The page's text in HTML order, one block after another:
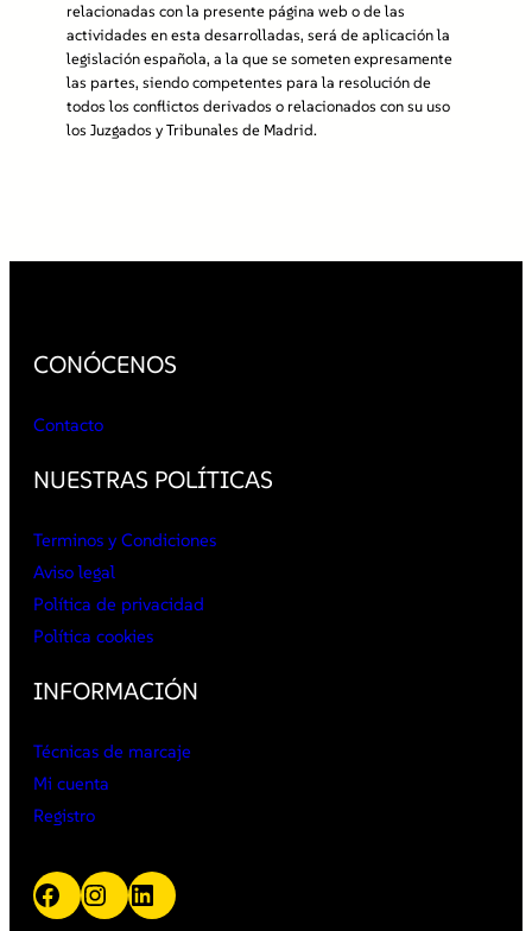
relacionadas con la presente página web o de las
actividades en esta desarrolladas, será de aplicación la
legislación española, a la que se someten expresamente
las partes, siendo competentes para la resolución de
todos los conflictos derivados o relacionados con su uso
los Juzgados y Tribunales de Madrid.
CONÓCENOS
Contacto
NUESTRAS POLÍTICAS
Terminos y Condiciones
Aviso legal
Política de privacidad
Política cookies
INFORMACIÓN
Técnicas de marcaje
Mi cuenta
Registro
Facebook Instagram LinkedIn